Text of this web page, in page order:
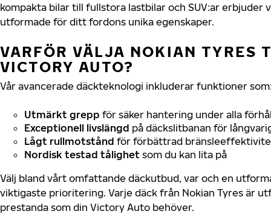
kompakta bilar till fullstora lastbilar och SUV:ar erbjuder
utformade för ditt fordons unika egenskaper.
VARFÖR VÄLJA NOKIAN TYRES
VICTORY AUTO?
Vår avancerade däckteknologi inkluderar funktioner
Utmärkt grepp för säker hantering under alla
Exceptionell livslängd på däckslitbanan för
Lågt rullmotstånd för förbättrad
Nordisk testad tålighet som du kan lita på
Välj bland vårt omfattande däckutbud, var och en
viktigaste prioritering. Varje däck från Nokian Tyres är
prestanda som din Victory Auto behöver.